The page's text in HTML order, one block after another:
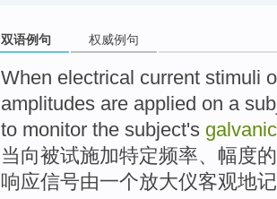
双语例句 权威例句
When electrical current stimuli
amplitudes are applied on a
to monitor the subject's galvanic
当向被试施加特定频率、 幅度的
响应信号由一个放大仪客观地